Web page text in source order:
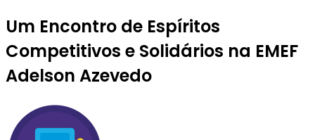
Um Encontro de Espíritos
Competitivos e Solidários na EMEF
Adelson Azevedo